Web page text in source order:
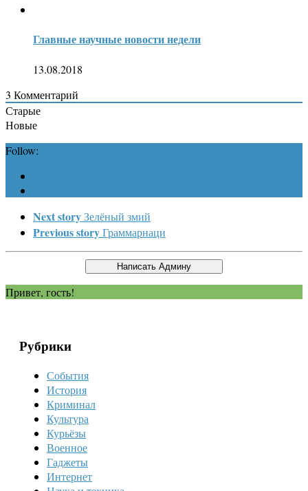
Главные научные новости недели
13.08.2018
3 Комментарий
Старые
Новые
Follow:
Next storyЗелёный змий
Previous storyГраммарнаци
Привет, гость!
Рубрики
События
История
Криминал
Культура
Курьёзы
Военное
Гаджеты
Интернет